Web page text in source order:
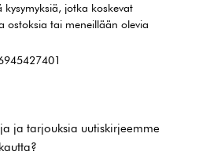
kysymyksiä, jotka koskevat
ostoksia tai meneillään olevia
ja tarjouksia uutiskirjeemme
kautta?